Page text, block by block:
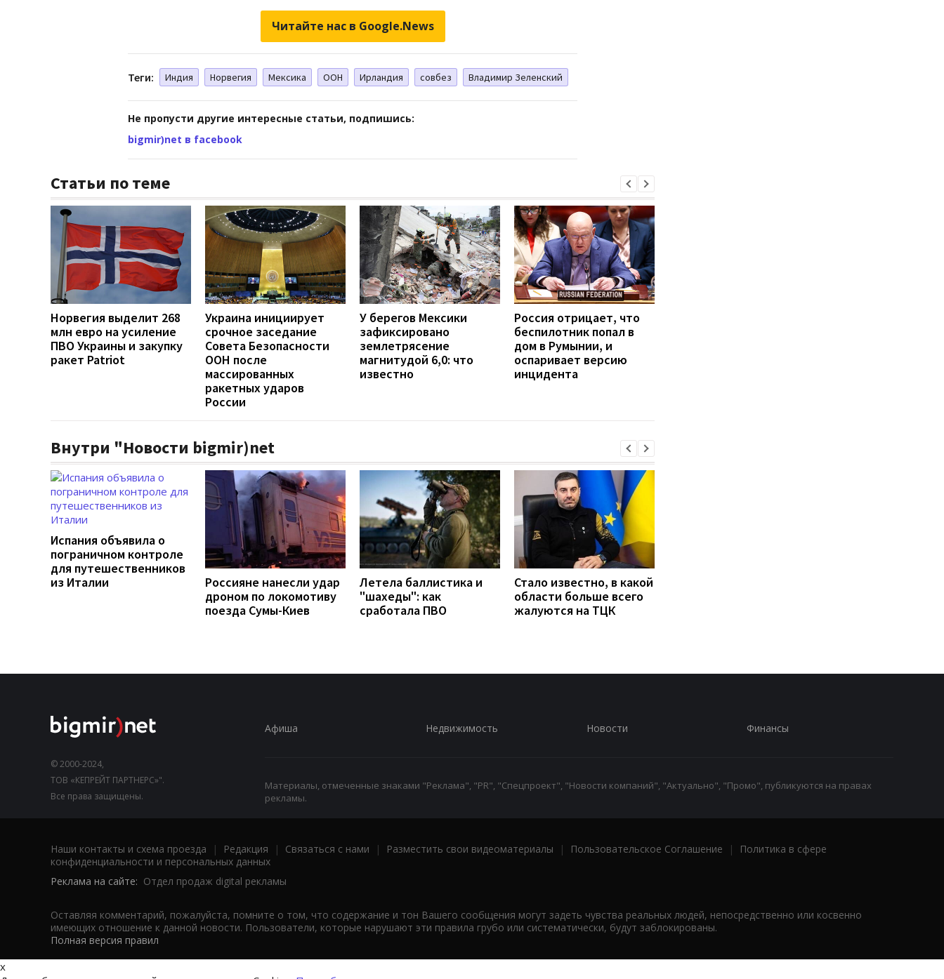
Читайте нас в Google.News
Теги: Индия Норвегия Мексика ООН Ирландия совбез Владимир Зеленский
Не пропусти другие интересные статьи, подпишись:
bigmir)net в facebook
Статьи по теме
Норвегия выделит 268
млн евро на усиление
ПВО Украины и закупку
ракет Patriot
Украина инициирует
срочное заседание
Совета Безопасности
ООН после
массированных
ракетных ударов
России
У берегов Мексики
зафиксировано
землетрясение
магнитудой 6,0: что
известно
Россия отрицает, что
беспилотник попал в
дом в Румынии, и
оспаривает версию
инцидента
Внутри "Новости bigmir)net
Испания объявила о
пограничном контроле
для путешественников
из Италии
Россияне нанесли удар
дроном по локомотиву
поезда Сумы-Киев
Летела баллистика и
"шахеды": как
сработала ПВО
Стало известно, в какой
области больше всего
жалуются на ТЦК
© 2000-2024,
ТОВ «КЕПРЕЙТ ПАРТНЕРС»".
Все права защищены.
Афиша Недвижимость Новости Финансы
Материалы, отмеченные знаками "Реклама", "PR", "Спецпроект", "Новости компаний", "Актуально", "Промо", публикуются на правах
рекламы.
Наши контакты и схема проезда | Редакция | Связаться с нами | Разместить свои видеоматериалы | Пользовательское Соглашение |
Политика в сфере
конфиденциальности и персональных данных
Реклама на сайте: Отдел продаж digital рекламы
Оставляя комментарий, пожалуйста, помните о том, что содержание и тон Вашего сообщения могут задеть чувства реальных людей, непосредственно или косвенно
имеющих отношение к данной новости. Пользователи, которые нарушают эти правила грубо или систематически, будут заблокированы.
Полная версия правил
x